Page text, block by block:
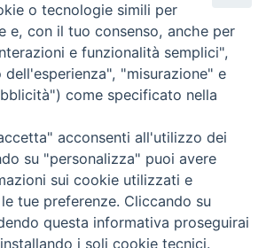
2019 - Tutti i diritti riservati - Vita
Torna
o tecnologie simili per
e, con il tuo consenso, anche per
e funzionalità semplici",
"misurazione" e
come specificato nella
acconsenti all'utilizzo dei
su "personalizza" puoi avere
sui cookie utilizzati e
tue preferenze. Cliccando su
questa informativa proseguirai
i soli cookie tecnici.